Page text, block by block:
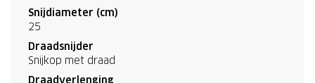
Snijdiameter (cm)
25
Draadsnijder
Snijkop met draad
Draadverlenging